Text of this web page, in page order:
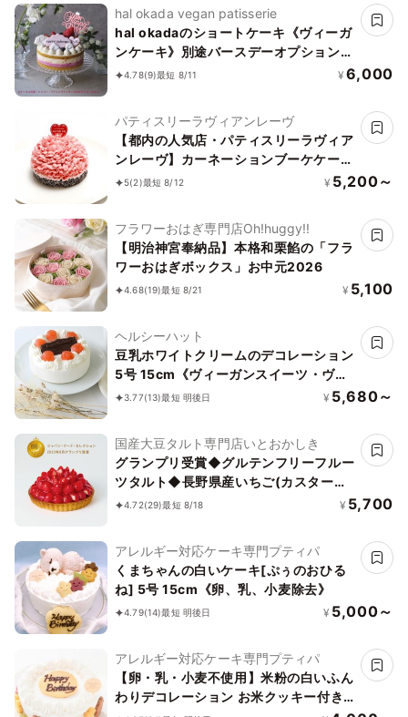
hal okada vegan patisserie
hal okadaのショートケーキ《ヴィーガ
ンケーキ》別途バースデーオプションあ
り4.78(9)最短 8/11 ¥ 6,000
パティスリーラヴィアンレーヴ
【都内の人気店・パティスリーラヴィア
ンレーヴ】カーネーションブーケケーキ
4号
5(2)最短 8/12 ¥ 5,200～
フラワーおはぎ専門店Oh!huggy!!
【明治神宮奉納品】本格和栗餡の「フラ
ワーおはぎボックス」お中元2026
4.68(19)最短 8/21 ¥ 5,100
ヘルシーハット
豆乳ホワイトクリームのデコレーション
5号 15cm《ヴィーガンスイーツ・ヴィ
ーガンケーキ》〔Bw5〕【卵・乳製
3.77(13)最短 明後日 ¥ 5,680～
国産大豆タルト専門店いとおかしき
グランプリ受賞◆グルテンフリーフルー
ツタルト◆長野県産いちご(カスタード)
＜冷凍＞ 5号 15cm
4.72(29)最短 8/18 ¥ 5,700
アレルギー対応ケーキ専門プティパ
くまちゃんの白いケーキ[ぷぅのおひる
ね] 5号 15cm《卵、乳、小麦除去》
4.79(14)最短 明後日 ¥ 5,000～
アレルギー対応ケーキ専門プティパ
【卵・乳・小麦不使用】米粉の白いふん
わりデコレーション お米クッキー付き